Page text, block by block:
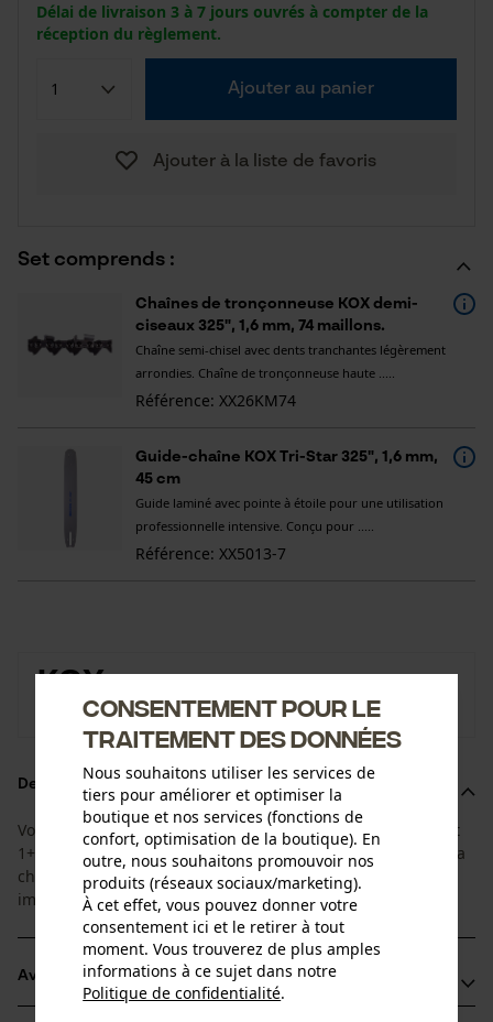
Set comprends :
Chaînes de tronçonneuse KOX demi-
ciseaux 325", 1,6 mm, 74 maillons.
Chaîne semi-chisel avec dents tranchantes légèrement
arrondies. Chaîne de tronçonneuse haute .....
Référence: XX26KM74
Guide-chaîne KOX Tri-Star 325", 1,6 mm,
45 cm
Guide laminé avec pointe à étoile pour une utilisation
professionnelle intensive. Conçu pour .....
Référence: XX5013-7
Délai de livraison 3 à 7 jours ouvrés à compter de la
réception du règlement.
Ajouter au panier
Ajouter à la liste de favoris
KOX
Vers la boutique de la marque KOX
Description du produit
Vous recevez 1 guide avec 4 chaînes adaptées. Ce super set
1+4 est en adéquation avec la durée de vie du guide et de la
chaîne. De cette façon, les chaînes de rechange sont
immédiatement disponibles
Avantages du produit
Consentement pour le
traitement des données
Nous souhaitons utiliser les services de
tiers pour améliorer et optimiser la
boutique et nos services (fonctions de
confort, optimisation de la boutique). En
outre, nous souhaitons promouvoir nos
produits (réseaux sociaux/marketing).
À cet effet, vous pouvez donner votre
consentement ici et le retirer à tout
moment. Vous trouverez de plus amples
informations à ce sujet dans notre
Politique de confidentialité.
partager